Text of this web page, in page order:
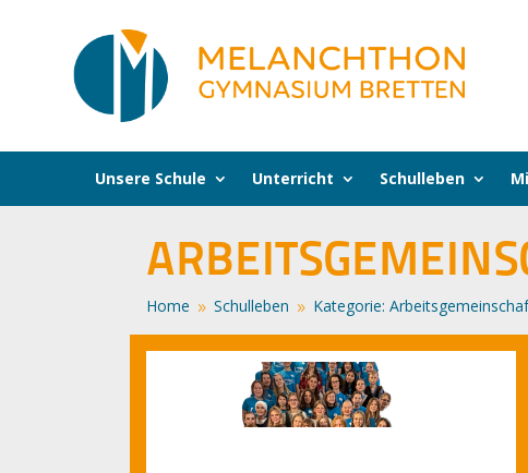
Unsere Schule Unterricht Schulleben
Home 9 Schulleben 9 Kategorie: